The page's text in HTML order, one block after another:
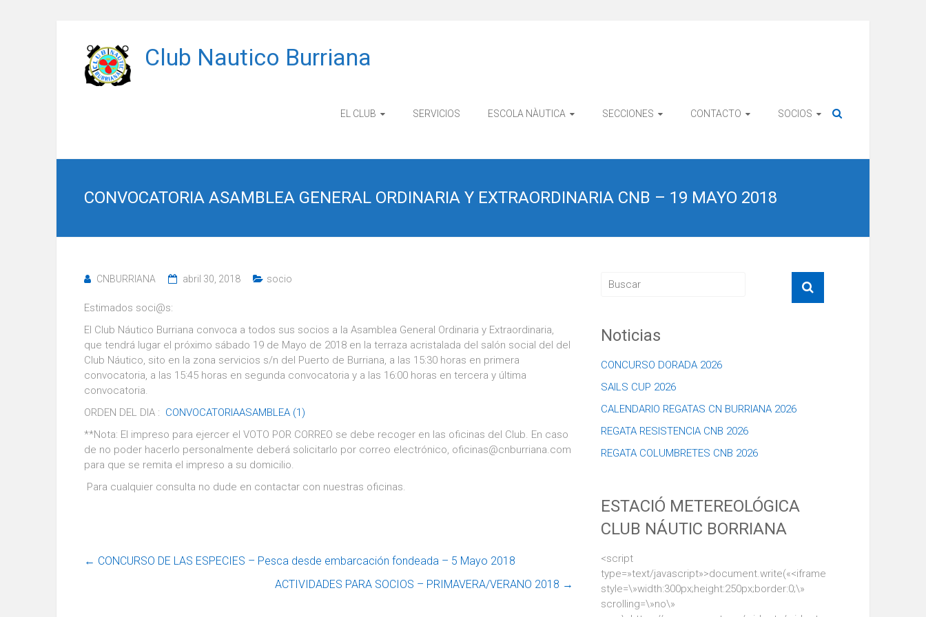
contenido
Club Nautico Burriana
EL CLUB SERVICIOS ESCOLA NÀUTICA SECCIONES CONTACTO SOCIOS
CONVOCATORIA ASAMBLEA GENERAL ORDINARIA Y EXTRAORDINARIA CNB – 19 MAYO 2018
CNBURRIANA abril 30, 2018 socio
Estimados soci@s:
El Club Náutico Burriana convoca a todos sus socios a la Asamblea General Ordinaria y Extraordinaria,
que tendrá lugar el próximo sábado 19 de Mayo de 2018 en la terraza acristalada del salón social del del
Club Náutico, sito en la zona servicios s/n del Puerto de Burriana, a las 15:30 horas en primera
convocatoria, a las 15:45 horas en segunda convocatoria y a las 16:00 horas en tercera y última
convocatoria.
ORDEN DEL DIA : CONVOCATORIAASAMBLEA (1)
**Nota: El impreso para ejercer el VOTO POR CORREO se debe recoger en las oficinas del Club. En caso
de no poder hacerlo personalmente deberá solicitarlo por correo electrónico, oficinas@cnburriana.com
para que se remita el impreso a su domicilio.
Para cualquier consulta no dude en contactar con nuestras oficinas.
← CONCURSO DE LAS ESPECIES – Pesca desde embarcación fondeada – 5 Mayo 2018
ACTIVIDADES PARA SOCIOS – PRIMAVERA/VERANO 2018 →
Noticias
CONCURSO DORADA 2026
SAILS CUP 2026
CALENDARIO REGATAS CN BURRIANA 2026
REGATA RESISTENCIA CNB 2026
REGATA COLUMBRETES CNB 2026
ESTACIÓ METEREOLÓGICA
CLUB NÁUTIC BORRIANA
<script
type=»text/javascript»>document.write(«<iframe
style=\»width:300px;height:250px;border:0;\»
scrolling=\»no\»